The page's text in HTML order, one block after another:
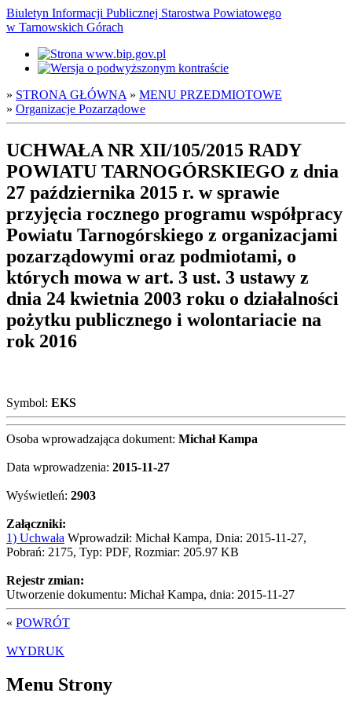
Biuletyn Informacji Publicznej Starostwa Powiatowego
w Tarnowskich Górach
» STRONA GŁÓWNA » MENU PRZEDMIOTOWE
» Organizacje Pozarządowe
UCHWAŁA NR XII/105/2015 RADY
POWIATU TARNOGÓRSKIEGO z dnia
27 października 2015 r. w sprawie
przyjęcia rocznego programu współpracy
Powiatu Tarnogórskiego z organizacjami
pozarządowymi oraz podmiotami, o
których mowa w art. 3 ust. 3 ustawy z
dnia 24 kwietnia 2003 roku o działalności
pożytku publicznego i wolontariacie na
rok 2016
Symbol: EKS
Osoba wprowadzająca dokument: Michał Kampa
Data wprowadzenia: 2015-11-27
Wyświetleń: 2903
Załączniki:
1) Uchwała Wprowadził: Michał Kampa, Dnia: 2015-11-27,
Pobrań: 2175, Typ: PDF, Rozmiar: 205.97 KB
Rejestr zmian:
Utworzenie dokumentu: Michał Kampa, dnia: 2015-11-27
« POWRÓT
WYDRUK
Menu Strony